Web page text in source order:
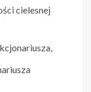
cielesnej